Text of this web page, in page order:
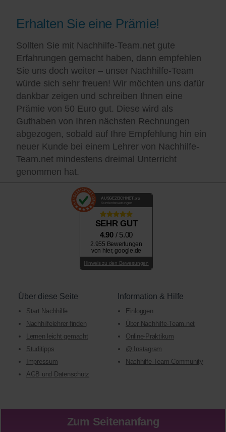
Erhalten Sie eine Prämie!
Sollten Sie mit Nachhilfe-Team.net gute
Erfahrungen gemacht haben, dann empfehlen
Sie uns doch weiter – unser Nachhilfe-Team
würde sich sehr freuen! Wir möchten uns dafür
dankbar zeigen und schreiben Ihnen eine
Prämie von 50 Euro gut. Diese wird als
Guthaben von Ihren nächsten Rechnungen
abgezogen, sobald auf Ihre Empfehlung hin ein
neuer Kunde bei einem Lehrer von Nachhilfe-
Team.net mindestens dreimal Unterricht
genommen hat.
AUSGEZEICHNET .org
Kundenbewertungen
SEHR GUT
4.90 / 5.00
2.955 Bewertungen
von hier, google.de
Hinweis zu den Bewertungen
Über diese Seite
Start Nachhilfe
Nachhilfelehrer finden
Lernen leicht gemacht
Studitipps
Impressum
AGB und Datenschutz
Information & Hilfe
Einloggen
Über Nachhilfe-Team.net
Online-Praktikum
@ Instagram
Nachhilfe-Team-Community
Zum Seitenanfang